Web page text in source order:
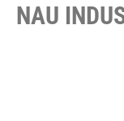
NAU